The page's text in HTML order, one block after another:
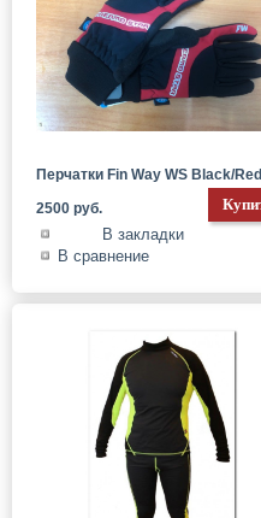
Перчатки Fin Way WS Black/Red
2500 руб.
В закладки
В сравнение